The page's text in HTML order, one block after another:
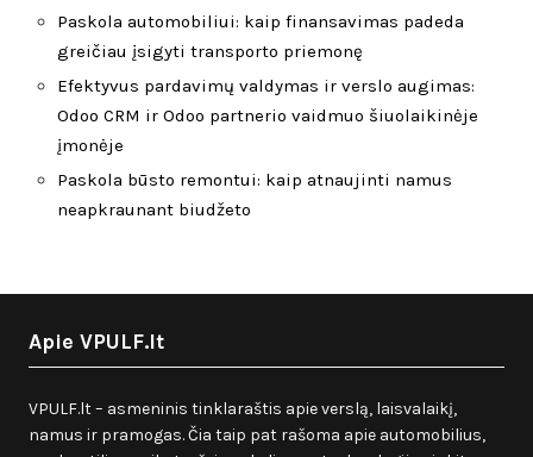
Paskola automobiliui: kaip finansavimas padeda
greičiau įsigyti transporto priemonę
Efektyvus pardavimų valdymas ir verslo augimas:
Odoo CRM ir Odoo partnerio vaidmuo šiuolaikinėje
įmonėje
Paskola būsto remontui: kaip atnaujinti namus
neapkraunant biudžeto
Apie VPULF.lt
VPULF.lt – asmeninis tinklaraštis apie verslą, laisvalaikį,
namus ir pramogas. Čia taip pat rašoma apie automobilius,